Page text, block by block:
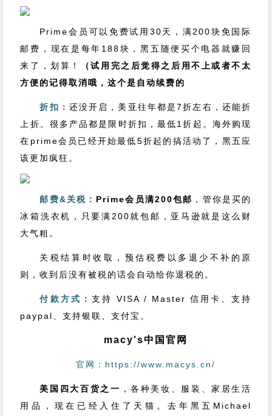
Prime会员可以免费试用30天，满200块免国际
邮费，现在是每年188块，黑五随便买个电器就赚回
来了，划算！
（试用完之后觉得之后用不上或者不太
方便的记得取消哦，这个是自动续费的
折扣： 还没开启，美亚往年都是7折左右，还能折
上折。很多产品都是限时折扣，最低1折起。海外购现
在prime会员已经开始最低5折起的搞活动了，黑五应
该更加疯狂。
邮费&关税： Prime会员满200包邮 ，管你是买的
冰箱洗衣机，只要满200就包邮，亚马逊就是这么财
大气粗。
关税结算时收取，预估税费以多退少不补的原
则，收到后没有被税的话会自动给你退税的。
付款方式： 支持 VISA / Master 信用卡、支持
paypal、支持银联、支付宝。
macy's中国官网
官网：https://www.macys.cn/
美国四大百货之一 ，各种美妆、服装、家居生活
用品，现在已经入住了天猫。去年黑五Michael